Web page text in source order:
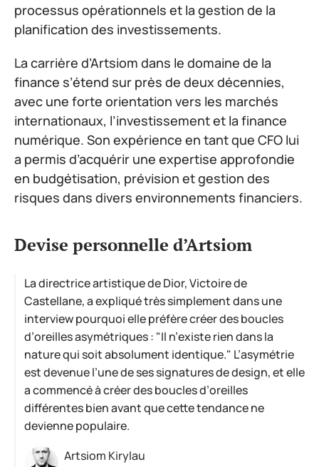
processus opérationnels et la gestion de la
planification des investissements.
La carrière d’Artsiom dans le domaine de la
finance s’étend sur près de deux décennies,
avec une forte orientation vers les marchés
internationaux, l’investissement et la finance
numérique. Son expérience en tant que CFO lui
a permis d’acquérir une expertise approfondie
en budgétisation, prévision et gestion des
risques dans divers environnements financiers.
Devise personnelle d’Artsiom
La directrice artistique de Dior, Victoire de
Castellane, a expliqué très simplement dans une
interview pourquoi elle préfère créer des boucles
d’oreilles asymétriques : "Il n’existe rien dans la
nature qui soit absolument identique." L’asymétrie
est devenue l’une de ses signatures de design, et elle
a commencé à créer des boucles d’oreilles
différentes bien avant que cette tendance ne
devienne populaire.
Artsiom Kirylau